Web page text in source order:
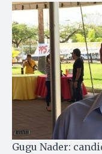
Gugu Nader: